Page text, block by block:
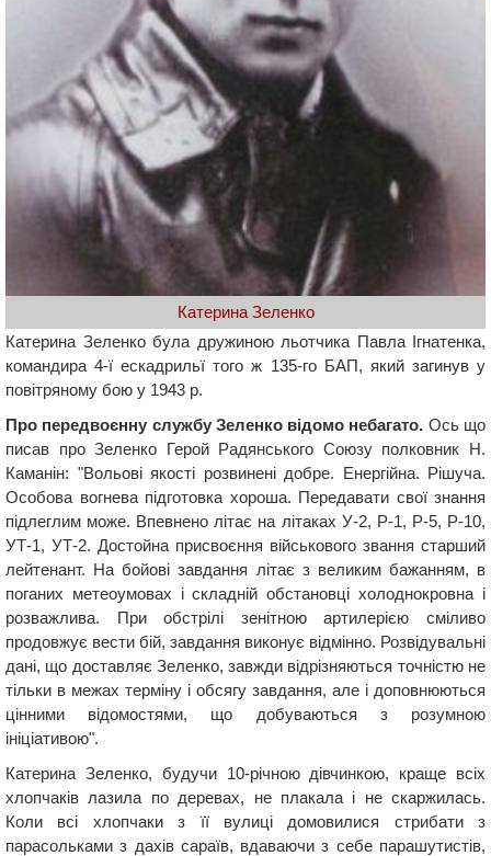
Катерина Зеленко
Катерина Зеленко була дружиною льотчика Павла Ігнатенка,
командира 4-ї ескадрильї того ж 135-го БАП, який загинув у
повітряному бою у 1943 р.
Про передвоєнну службу Зеленко відомо небагато. Ось що
писав про Зеленко Герой Радянського Союзу полковник Н.
Каманін: "Вольові якості розвинені добре. Енергійна. Рішуча.
Особова вогнева підготовка хороша. Передавати свої знання
підлеглим може. Впевнено літає на літаках У-2, Р-1, Р-5, Р-10,
УТ-1, УТ-2. Достойна присвоєння військового звання cтарший
лейтенант. На бойові завдання літає з великим бажанням, в
поганих метеоумовах і складній обстановці холоднокровна і
розважлива. При обстрілі зенітною артилерією сміливо
продовжує вести бій, завдання виконує відмінно. Розвідувальні
дані, що доставляє Зеленко, завжди відрізняються точністю не
тільки в межах терміну і обсягу завдання, але і доповнюються
цінними відомостями, що добуваються з розумною
ініціативою".
Катерина Зеленко, будучи 10-річною дівчинкою, краще всіх
хлопчаків лазила по деревах, не плакала і не скаржилась.
Коли всі хлопчаки з її вулиці домовилися стрибати з
парасольками з дахів сараїв, вдаваючи з себе парашутистів,